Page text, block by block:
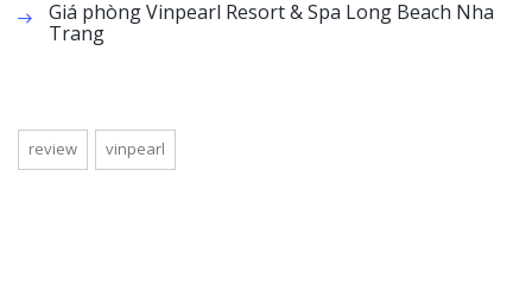
Giá phòng Vinpearl Resort & Spa Long Beach Nha
Trang
review vinpearl